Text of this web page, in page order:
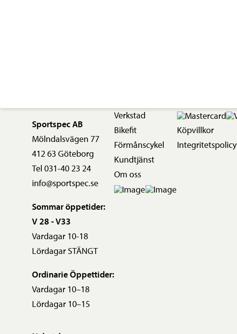
Sportspec AB
Mölndalsvägen 77
412 63 Göteborg
Tel 031-40 23 24
info@sportspec.se
Sommar öppetider:
V 28 - V33
Vardagar 10-18
Lördagar STÄNGT
Ordinarie Öppettider:
Vardagar 10–18
Lördagar 10–15
Verkstad
Bikefit
Förmånscykel
Kundtjänst
Om oss
Köpvillkor
Integritetspolicy